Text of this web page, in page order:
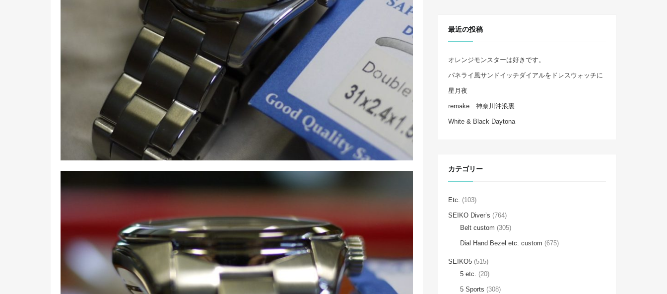
最近の投稿
オレンジモンスターは好きです。
パネライ風サンドイッチダイアルをドレスウォッチに
星月夜
remake 神奈川沖浪裏
White & Black Daytona
カテゴリー
Etc. (103)
SEIKO Diver’s (764)
Belt custom (305)
Dial Hand Bezel etc. custom (675)
SEIKO5 (515)
5 etc. (20)
5 Sports (308)